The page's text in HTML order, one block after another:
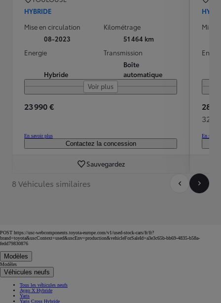
HYBRIDE
Mise en circulation
08-2023
Kilométrage
51 464 km
Energie
Hybride
Transmission
Boîte
automatique
Voir plus
23 990 €
En savoir plus
Contactez la concession
Sauvegardez
Mise
28
329
En
8 Véhicules similaires
POST https://usc-webcomponents.toyota-europe.com/v1/used-stock-cars/fr/fr?
brand=toyota&uscContext=used&uscEnv=production&vehicleForSaleId=a3e3c65b-bb69-4835-b58a-
fedd79830876
Modèles
Modèles
Véhicules neufs
Tous les véhicules neufs
Aygo X Hybride
Yaris
Yaris Cross Hybride